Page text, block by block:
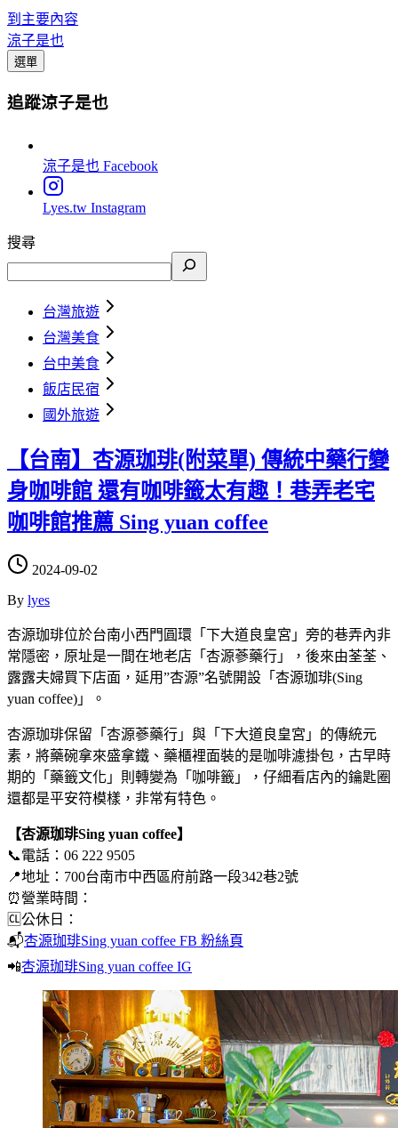
到主要內容
涼子是也
選單
追蹤涼子是也
涼子是也 Facebook
Lyes.tw Instagram
搜尋
台灣旅遊
台灣美食
台中美食
飯店民宿
國外旅遊
【台南】杏源珈琲(附菜單) 傳統中藥行變
身咖啡館 還有咖啡籤太有趣！巷弄老宅
咖啡館推薦 Sing yuan coffee
2024-09-02
By lyes
杏源珈琲位於台南小西門圓環「下大道良皇宮」旁的巷弄內非
常隱密，原址是一間在地老店「杏源蔘藥行」，後來由荃荃、
露露夫婦買下店面，延用”杏源”名號開設「杏源珈琲(Sing
yuan coffee)」。
杏源珈琲保留「杏源蔘藥行」與「下大道良皇宮」的傳統元
素，將藥碗拿來盛拿鐵、藥櫃裡面裝的是咖啡濾掛包，古早時
期的「藥籤文化」則轉變為「咖啡籤」，仔細看店內的鑰匙圈
還都是平安符模樣，非常有特色。
【杏源珈琲Sing yuan coffee】
📞電話：06 222 9505
📍地址：700台南市中西區府前路一段342巷2號
⏰營業時間：
🆑公休日：
📬杏源珈琲Sing yuan coffee FB 粉絲頁
📲杏源珈琲Sing yuan coffee IG